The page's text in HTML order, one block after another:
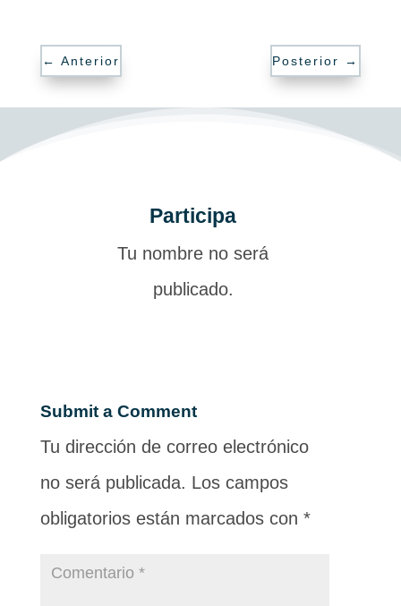
← Anterior Posterior →
Participa
Tu nombre no será
publicado.
Submit a Comment
Tu dirección de correo electrónico
no será publicada. Los campos
obligatorios están marcados con *